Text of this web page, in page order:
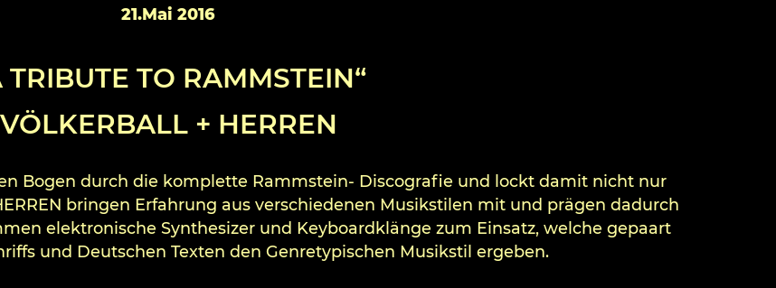
21.Mai 2016
TRIBUTE TO RAMMSTEIN“
VÖLKERBALL + HERREN
Bogen durch die komplette Rammstein- Discografie und lockt damit nicht nur
bringen Erfahrung aus verschiedenen Musikstilen mit und prägen dadurch
elektronische Synthesizer und Keyboardklänge zum Einsatz, welche gepaart
und Deutschen Texten den Genretypischen Musikstil ergeben.